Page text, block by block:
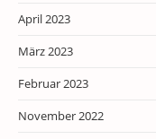
April 2023
März 2023
Februar 2023
November 2022